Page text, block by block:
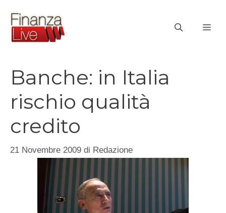
contenuto
Banche: in Italia
rischio qualità
credito
21 Novembre 2009 di Redazione